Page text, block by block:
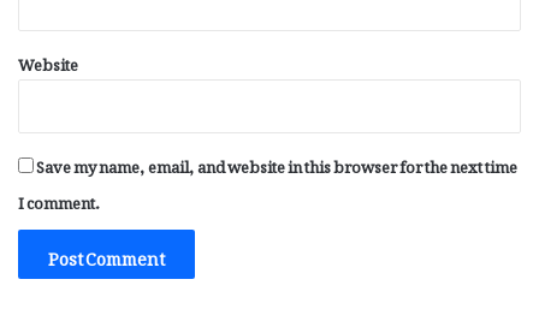
Website
Save my name, email, and website in this browser for the next time
I comment.